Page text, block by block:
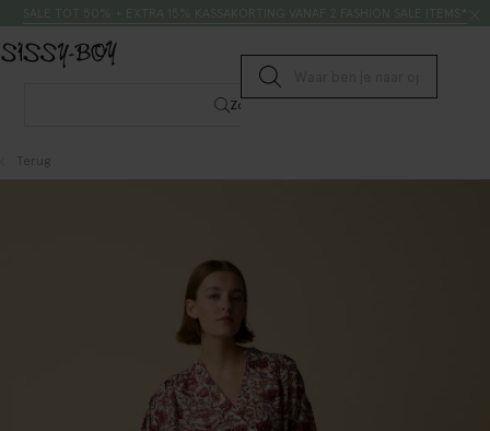
Submit search
Zoeken
Terug